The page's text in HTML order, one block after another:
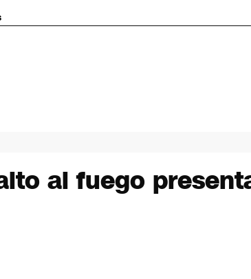
al fuego